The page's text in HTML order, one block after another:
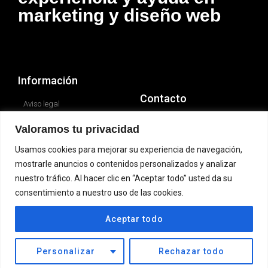
Valoramos tu privacidad
Usamos cookies para mejorar su experiencia de navegación,
mostrarle anuncios o contenidos personalizados y analizar
nuestro tráfico. Al hacer clic en “Aceptar todo” usted da su
consentimiento a nuestro uso de las cookies.
Personalizar Rechazar todo
Aceptar todo
marketing y diseño web
Información
Aviso legal
Contacto
Teléfono de Guzman
(comercial):
Correo de Aaron (técnico):
Teléfono de Aaron (técnico):
© 2023 Todos los derechos reservados